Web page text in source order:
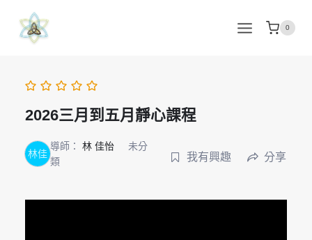
0
2026三月到五月靜心課程
林佳
導師： 林 佳怡
未分
類
我有興趣 分享